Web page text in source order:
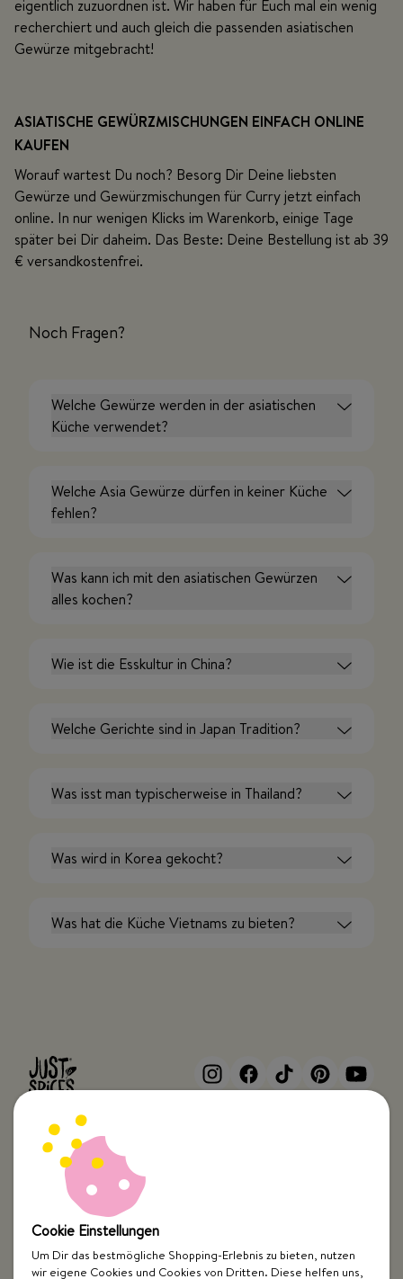
eigentlich zuzuordnen ist. Wir haben für Euch mal ein wenig
recherchiert und auch gleich die passenden asiatischen
Gewürze mitgebracht!
ASIATISCHE GEWÜRZMISCHUNGEN EINFACH ONLINE
KAUFEN
Worauf wartest Du noch? Besorg Dir Deine liebsten
Gewürze und Gewürzmischungen für Curry jetzt einfach
online. In nur wenigen Klicks im Warenkorb, einige Tage
später bei Dir daheim. Das Beste: Deine Bestellung ist ab 39
€ versandkostenfrei.
Noch Fragen?
Welche Gewürze werden in der asiatischen
Küche verwendet?
Welche Asia Gewürze dürfen in keiner Küche
fehlen?
Was kann ich mit den asiatischen Gewürzen
alles kochen?
Wie ist die Esskultur in China?
Welche Gerichte sind in Japan Tradition?
Was isst man typischerweise in Thailand?
Was wird in Korea gekocht?
Was hat die Küche Vietnams zu bieten?
Top Kategorien
Just Spices
Hilfe & Kontakt
Cookie Einstellungen
Um Dir das bestmögliche Shopping-Erlebnis zu bieten, nutzen
wir eigene Cookies und Cookies von Dritten. Diese helfen uns,